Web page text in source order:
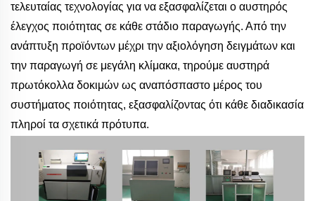
τελευταίας τεχνολογίας για να εξασφαλίζεται ο αυστηρός
έλεγχος ποιότητας σε κάθε στάδιο παραγωγής. Από την
ανάπτυξη προϊόντων μέχρι την αξιολόγηση δειγμάτων και
την παραγωγή σε μεγάλη κλίμακα, τηρούμε αυστηρά
πρωτόκολλα δοκιμών ως αναπόσπαστο μέρος του
συστήματος ποιότητας, εξασφαλίζοντας ότι κάθε διαδικασία
πληροί τα σχετικά πρότυπα.